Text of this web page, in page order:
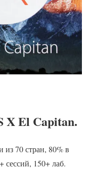
X El Capitan.
70 стран, 80% в
сессий, 150+ лаб.